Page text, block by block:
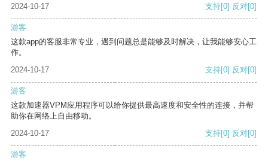
2024-10-17 支持[0] 反对[0]
游客
这款app的客服非常专业，遇到问题总是能够及时解决，让我能够安心工
作。
2024-10-17
支持[0] 反对[0]
游客
这款加速器VPM应用程序可以给你提供最高速度和安全性的连接，并帮
助你在网络上自由移动。
2024-10-17
支持[0] 反对[0]
游客